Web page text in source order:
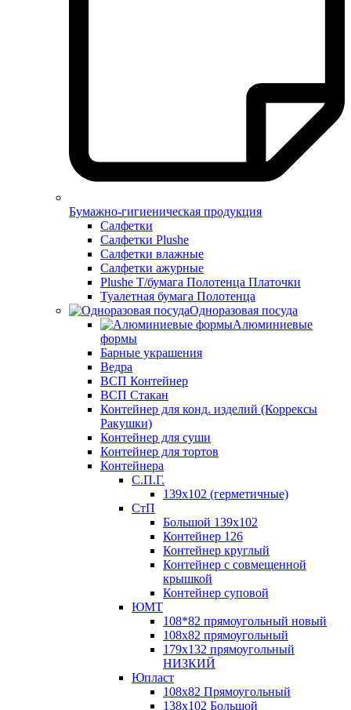
Бумажно-гигиеническая продукция
Салфетки
Салфетки Plushe
Салфетки влажные
Салфетки ажурные
Plushe Т/бумага Полотенца Платочки
Туалетная бумага Полотенца
Одноразовая посуда
Алюминиевые
формы
Барные украшения
Ведра
ВСП Контейнер
ВСП Стакан
Контейнер для конд. изделий (Коррексы
Ракушки)
Контейнер для суши
Контейнер для тортов
Контейнера
С.П.Г.
139х102 (герметичные)
СтП
Большой 139х102
Контейнер 126
Контейнер круглый
Контейнер с совмещенной
крышкой
Контейнер суповой
ЮМТ
108*82 прямоугольный новый
108х82 прямоугольный
179х132 прямоугольный
НИЗКИЙ
Юпласт
108х82 Прямоугольный
138х102 Большой